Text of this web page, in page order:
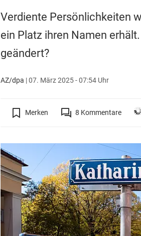
Verdiente Persönlichkeiten
ein Platz ihren Namen
geändert?
AZ/dpa |07. März 2025 - 07:54 Uhr
Merken 8 Kommentare